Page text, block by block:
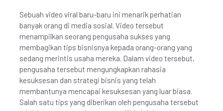
Sebuah video viral baru-baru ini menarik perhatian
banyak orang di media sosial. Video tersebut
menampilkan seorang pengusaha sukses yang
membagikan tips bisnisnya kepada orang-orang yang
sedang merintis usaha mereka. Dalam video tersebut,
pengusaha tersebut mengungkapkan rahasia
kesuksesan dan strategi bisnis yang telah
membantunya mencapai kesuksesan yang luar biasa.
Salah satu tips yang diberikan oleh pengusaha tersebut